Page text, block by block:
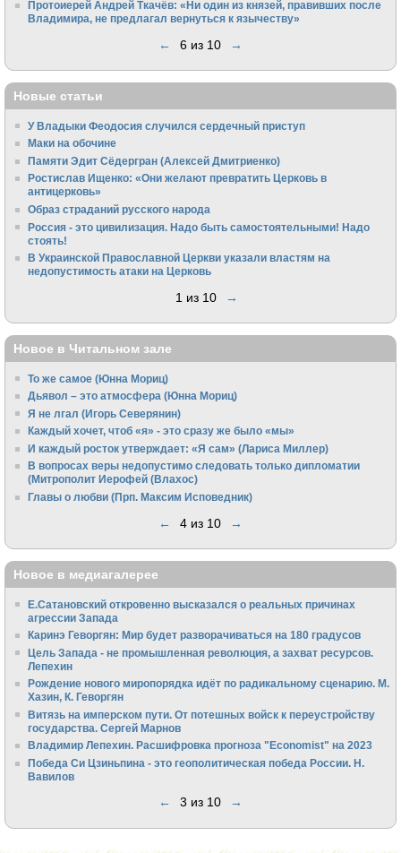
Протоиерей Андрей Ткачёв: «Ни один из князей, правивших после
Владимира, не предлагал вернуться к язычеству»
← 6 из 10 →
Новые статьи
У Владыки Феодосия случился сердечный приступ
Маки на обочине
Памяти Эдит Сёдергран (Алексей Дмитриенко)
Ростислав Ищенко: «Они желают превратить Церковь в
антицерковь»
Образ страданий русского народа
Россия - это цивилизация. Надо быть самостоятельными! Надо
стоять!
В Украинской Православной Церкви указали властям на
недопустимость атаки на Церковь
1 из 10 →
Новое в Читальном зале
То же самое (Юнна Мориц)
Дьявол – это атмосфера (Юнна Мориц)
Я не лгал (Игорь Северянин)
Каждый хочет, чтоб «я» - это сразу же было «мы»
И каждый росток утверждает: «Я сам» (Лариса Миллер)
В вопросах веры недопустимо следовать только дипломатии
(Митрополит Иерофей (Влахос)
Главы о любви (Прп. Максим Исповедник)
← 4 из 10 →
Новое в медиагалерее
Е.Сатановский откровенно высказался о реальных причинах
агрессии Запада
Каринэ Геворгян: Мир будет разворачиваться на 180 градусов
Цель Запада - не промышленная революция, а захват ресурсов.
Лепехин
Рождение нового миропорядка идёт по радикальному сценарию. М.
Хазин, К. Геворгян
Витязь на имперском пути. От потешных войск к переустройству
государства. Сергей Марнов
Владимир Лепехин. Расшифровка прогноза "Economist" на 2023
Победа Си Цзиньпина - это геополитическая победа России. Н.
Вавилов
← 3 из 10 →